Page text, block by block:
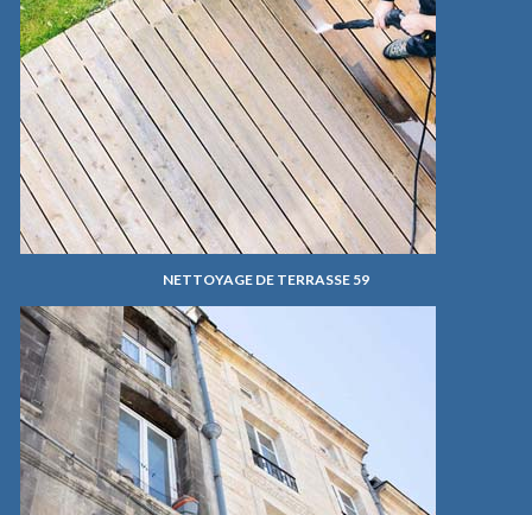
NETTOYAGE DE TERRASSE 59